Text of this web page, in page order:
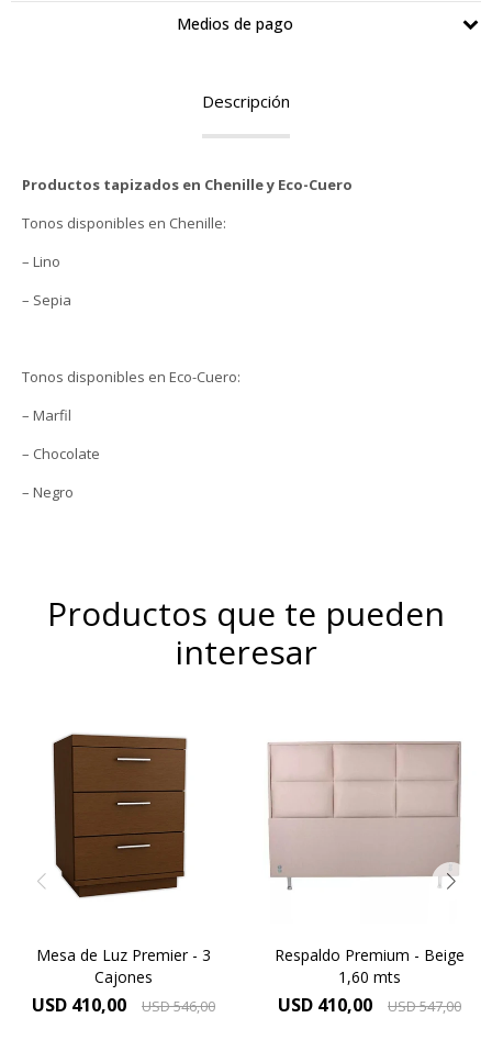
Medios de pago
Descripción
Productos tapizados en Chenille y Eco-Cuero
Tonos disponibles en Chenille:
– Lino
– Sepia
Tonos disponibles en Eco-Cuero:
– Marfil
– Chocolate
– Negro
Productos que te pueden
interesar
Diseños Personalizados.
Productos laminados en
cedro.
Mesa de Luz Premier - 3
Cajones
USD 410,00 USD546,00
Simil Cuero : Colores Blanco
Microfibra : Colores Beige ,
Respaldo Premium - Beige
1,60 mts
USD 410,00 USD547,00